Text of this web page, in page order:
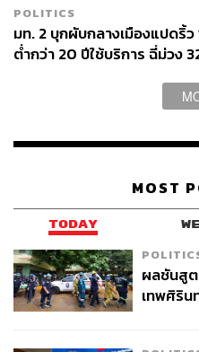
POLITICS
มท. 2 บุกผับกลางเมืองแปดริ้
ต่ำกว่า 20 ปีใช้บริการ ฉี่ม่วง
MOST
TODAY
ผลชันสูต
เทพศิริน